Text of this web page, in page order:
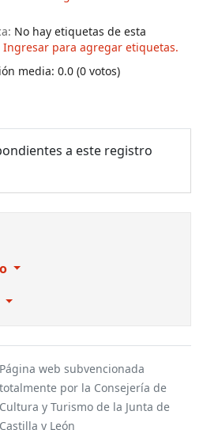
No hay etiquetas de esta
Ingresar para agregar etiquetas.
media: 0.0 (0 votos)
a este registro
Página web subvencionada
totalmente por la Consejería de
Cultura y Turismo de la Junta de